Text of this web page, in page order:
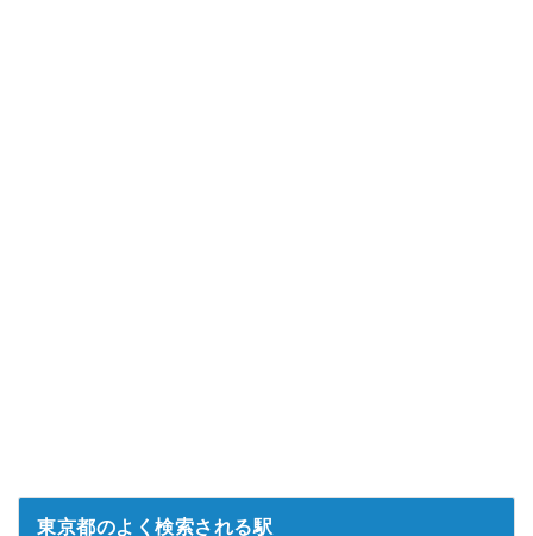
東京都のよく検索される駅